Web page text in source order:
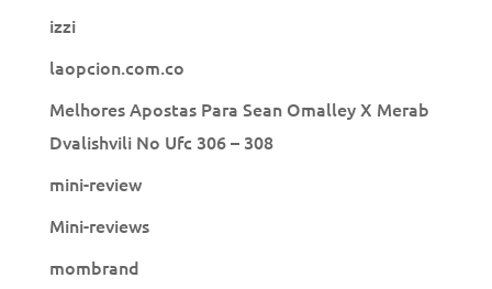
izzi
laopcion.com.co
Melhores Apostas Para Sean Omalley X Merab
Dvalishvili No Ufc 306 – 308
mini-review
Mini-reviews
mombrand